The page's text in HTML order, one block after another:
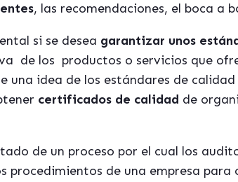
, las recomendaciones, el boca a
si se desea garantizar unos
de los productos o servicios que
una idea de los estándares de
certificados de calidad de
de un proceso por el cual los
de una empresa para